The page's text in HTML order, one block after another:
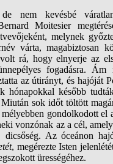
de nem kevésbé
Moitesier
melynek
várta, magabiztosan
rá, hogy elnyerje az
fogadásra. Ám
az útirányt, és hajóját
hónapokkal később
sok időt töltött
gondolkodott el
vonzónak az a cél,
dicsőség. Az óceánon
, megérezte Isten
ürességéhez.